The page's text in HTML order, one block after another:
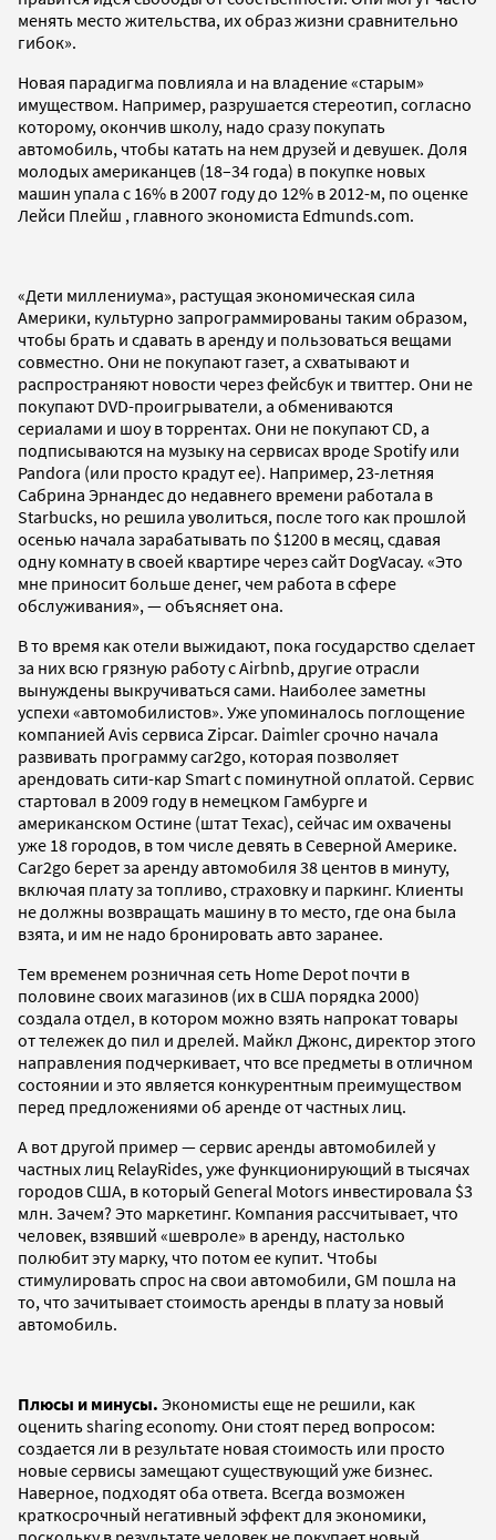
менять место жительства, их образ жизни сравнительно
гибок».
Новая парадигма повлияла и на владение «старым»
имуществом. Например, разрушается стереотип, согласно
которому, окончив школу, надо сразу покупать
автомобиль, чтобы катать на нем друзей и девушек. Доля
молодых американцев (18–34 года) в покупке новых
машин упала с 16% в 2007 году до 12% в 2012-м, по оценке
Лейси Плейш , главного экономиста Edmunds.com.
«Дети миллениума», растущая экономическая сила
Америки, культурно запрограммированы таким образом,
чтобы брать и сдавать в аренду и пользоваться вещами
совместно. Они не покупают газет, а схватывают и
распространяют новости через фейсбук и твиттер. Они не
покупают DVD-проигрыватели, а обмениваются
сериалами и шоу в торрентах. Они не покупают CD, а
подписываются на музыку на сервисах вроде Spotify или
Pandora (или просто крадут ее). Например, 23-летняя
Сабрина Эрнандес до недавнего времени работала в
Starbucks, но решила уволиться, после того как прошлой
осенью начала зарабатывать по $1200 в месяц, сдавая
одну комнату в своей квартире через сайт DogVacay. «Это
мне приносит больше денег, чем работа в сфере
обслуживания», — объясняет она.
В то время как отели выжидают, пока государство сделает
за них всю грязную работу с Airbnb, другие отрасли
вынуждены выкручиваться сами. Наиболее заметны
успехи «автомобилистов». Уже упоминалось поглощение
компанией Avis сервиса Zipcar. Daimler срочно начала
развивать программу car2go, которая позволяет
арендовать сити-кар Smart с поминутной оплатой. Сервис
стартовал в 2009 году в немецком Гамбурге и
американском Остине (штат Техас), сейчас им охвачены
уже 18 городов, в том числе девять в Северной Америке.
Car2go берет за аренду автомобиля 38 центов в минуту,
включая плату за топливо, страховку и паркинг. Клиенты
не должны возвращать машину в то место, где она была
взята, и им не надо бронировать авто заранее.
Тем временем розничная сеть Home Depot почти в
половине своих магазинов (их в США порядка 2000)
создала отдел, в котором можно взять напрокат товары
от тележек до пил и дрелей. Майкл Джонс, директор этого
направления подчеркивает, что все предметы в отличном
состоянии и это является конкурентным преимуществом
перед предложениями об аренде от частных лиц.
А вот другой пример — сервис аренды автомобилей у
частных лиц RelayRides, уже функционирующий в тысячах
городов США, в который General Motors инвестировала $3
млн. Зачем? Это маркетинг. Компания рассчитывает, что
человек, взявший «шевроле» в аренду, настолько
полюбит эту марку, что потом ее купит. Чтобы
стимулировать спрос на свои автомобили, GM пошла на
то, что зачитывает стоимость аренды в плату за новый
автомобиль.
Плюсы и минусы. Экономисты еще не решили, как
оценить sharing economy. Они стоят перед вопросом:
создается ли в результате новая стоимость или просто
новые сервисы замещают существующий уже бизнес.
Наверное, подходят оба ответа. Всегда возможен
краткосрочный негативный эффект для экономики,